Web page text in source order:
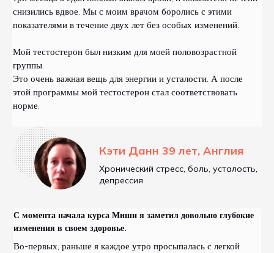
снизились вдвое. Мы с моим врачом боролись с этими
показателями в течение двух лет без особых изменений.
Мой тестостерон был низким для моей половозрастной
группы.
Это очень важная вещь для энергии и усталости. А после
этой программы мой тестостерон стал соответствовать
норме.
Кэти Данн 39 лет, Англия
Хронический стресс, боль, усталость,
депрессия
С момента начала курса Миши я заметил довольно глубокие
изменения в своем здоровье.
Во-первых, раньше я каждое утро просыпалась с легкой